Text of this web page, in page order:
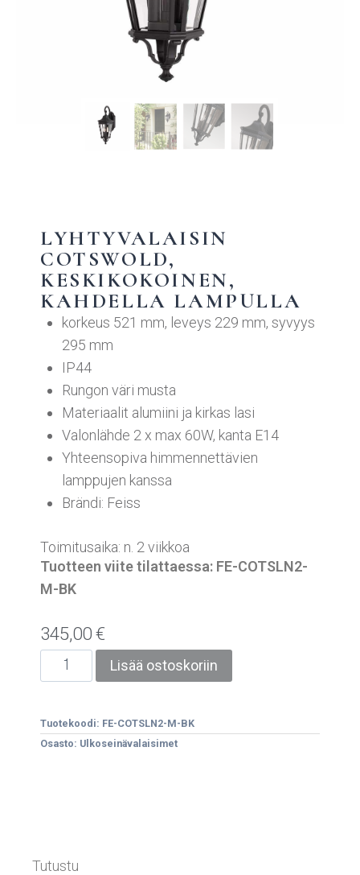
LYHTYVALAISIN
COTSWOLD,
KESKIKOKOINEN,
KAHDELLA LAMPULLA
korkeus 521 mm, leveys 229 mm, syvyys
295 mm
IP44
Rungon väri musta
Materiaalit alumiini ja kirkas lasi
Valonlähde 2 x max 60W, kanta E14
Yhteensopiva himmennettävien
lamppujen kanssa
Brändi: Feiss
Toimitusaika: n. 2 viikkoa
Tuotteen viite tilattaessa: FE-COTSLN2-
M-BK
345,00€
Lisää ostoskoriin
Tuotekoodi: FE-COTSLN2-M-BK
Osasto: Ulkoseinävalaisimet
Tutustu